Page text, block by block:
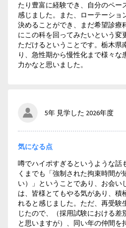
たり豊富に経験でき、自分のペー
感じました。また、ローテーショ
決めることができ、まだ希望診療
にこの科を回ってみたいという変
ただけるということです。栃木県
り、急性期から慢性化まで様々な
力かなと思いました。
5年 見学した 2026年度
気になる点
噂でハイポすぎるというような話
くまでも「強制された拘束時間が
い）」ということであり、お会い
は、皆様とてもやる気があり、積
れると感じました。ただ、再受験
じたので、（採用試験における差
と思いますが）、同い年の仲間を